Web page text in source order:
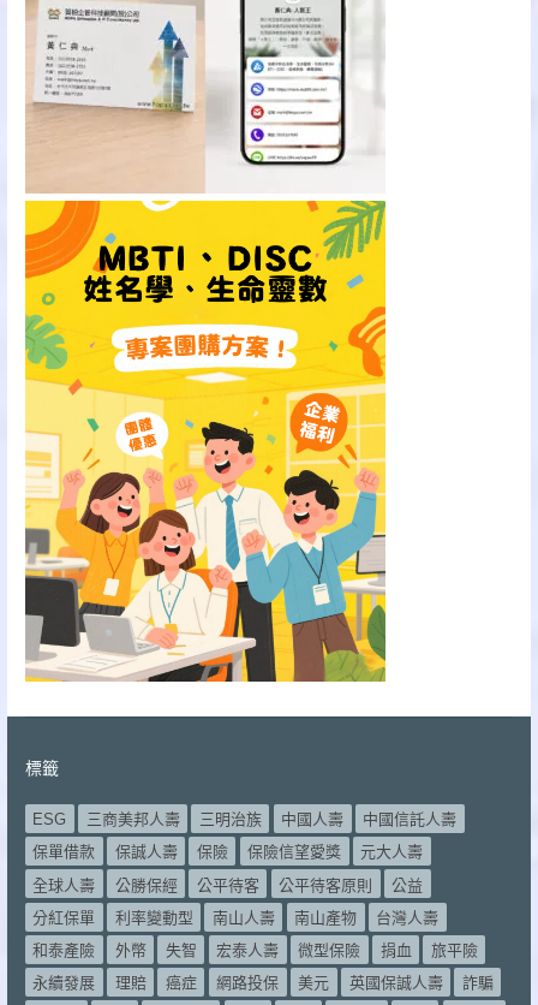
標籤
ESG 三商美邦人壽 三明治族 中國人壽
中國信託人壽
保單借款
保誠人壽 保險 保險信望愛獎
元大人壽
全球人壽
公勝保經 公平待客 公平待客原則
公益
分紅保單
利率變動型 南山人壽 南山產物
台灣人壽
和泰產險
外幣 失智 宏泰人壽 微型保險 捐血
旅平險
永續發展
理賠 癌症 網路投保 美元 英國保誠人壽
詐騙